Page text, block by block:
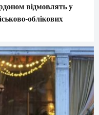
відмовлять у
облікових